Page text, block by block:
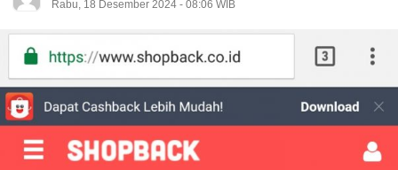
Rabu, 18 Desember 2024 - 08:06 WIB